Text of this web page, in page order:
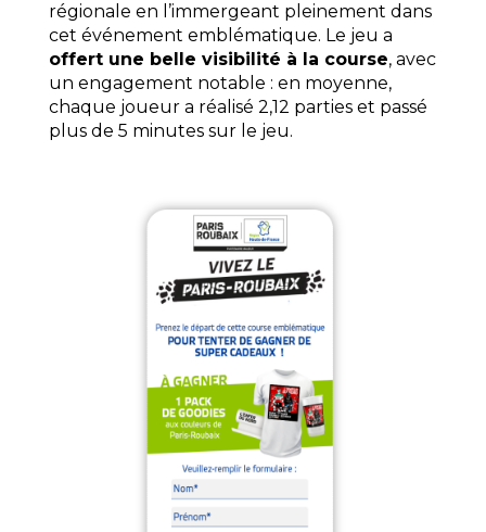
régionale en l’immergeant pleinement dans
cet événement emblématique. Le jeu a
offert une belle visibilité à la course, avec
un engagement notable : en moyenne,
chaque joueur a réalisé 2,12 parties et passé
plus de 5 minutes sur le jeu.